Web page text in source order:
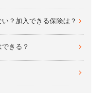
？加入できる保険は？
きる？